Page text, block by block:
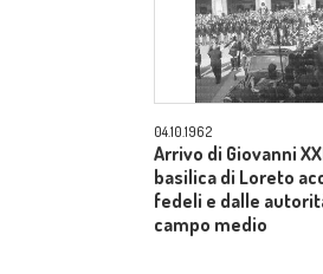
04.10.1962
Arrivo di Giovanni
basilica di Loreto
fedeli e dalle
campo medio